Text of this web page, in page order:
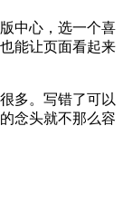
中心，选一个喜
能让页面看起来
多。写错了可以
念头就不那么容